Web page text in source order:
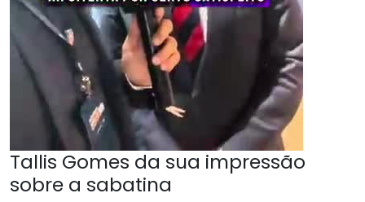
Tallis Gomes da sua impressão
sobre a sabatina